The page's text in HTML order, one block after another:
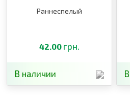
Раннеспелый
42.00 грн.
В наличии